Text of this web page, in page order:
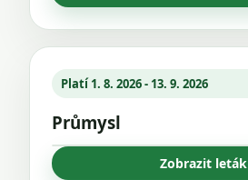
Platí 1. 8. 2026 - 13. 9. 2026
Průmysl
Zobrazit leták